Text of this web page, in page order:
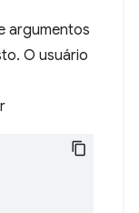
argumentos
O usuário